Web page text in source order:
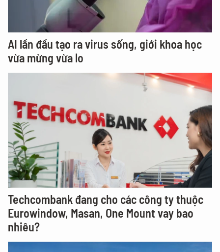
AI lần đầu tạo ra virus sống, giới khoa học
vừa mừng vừa lo
Techcombank đang cho các công ty thuộc
Eurowindow, Masan, One Mount vay bao
nhiêu?